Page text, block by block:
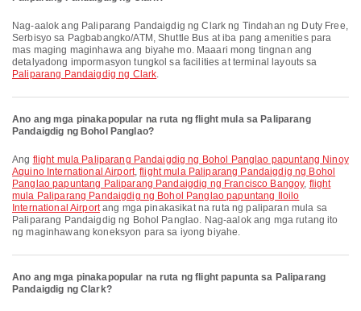
Nag-aalok ang Paliparang Pandaigdig ng Clark ng Tindahan ng Duty Free,
Serbisyo sa Pagbabangko/ATM, Shuttle Bus at iba pang amenities para
mas maging maginhawa ang biyahe mo. Maaari mong tingnan ang
detalyadong impormasyon tungkol sa facilities at terminal layouts sa
Paliparang Pandaigdig ng Clark.
Ano ang mga pinakapopular na ruta ng flight mula sa Paliparang
Pandaigdig ng Bohol Panglao?
Ang flight mula Paliparang Pandaigdig ng Bohol Panglao papuntang Ninoy
Aquino International Airport,flight mula Paliparang Pandaigdig ng Bohol
Panglao papuntang Paliparang Pandaigdig ng Francisco Bangoy, flight
mula Paliparang Pandaigdig ng Bohol Panglao papuntang Iloilo
International Airportang mga pinakasikat na ruta ng paliparan mula sa
Paliparang Pandaigdig ng Bohol Panglao. Nag-aalok ang mga rutang ito
ng maginhawang koneksyon para sa iyong biyahe.
Ano ang mga pinakapopular na ruta ng flight papunta sa Paliparang
Pandaigdig ng Clark?